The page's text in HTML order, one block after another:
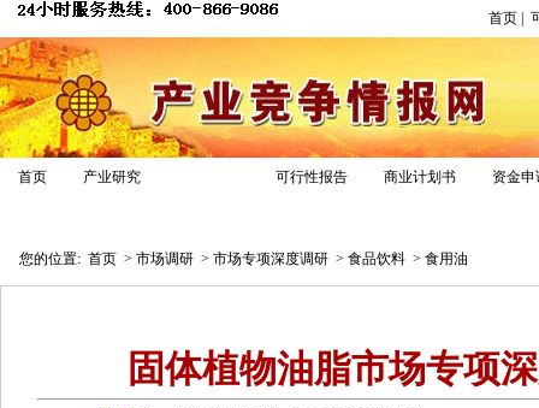
首页
首页 产业研究 可行性报告 商业计划书 资金
您的位置: 首页 > 市场调研 > 市场专项深度调研 > 食品饮料 > 食用油
固体植物油脂市场专项